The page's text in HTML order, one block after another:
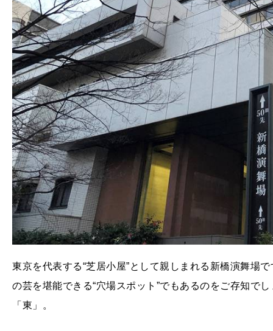
東京を代表する“芝居小屋”として親しまれる新橋演舞場
の芸を堪能できる“穴場スポット”でもあるのをご存知で
「東」。